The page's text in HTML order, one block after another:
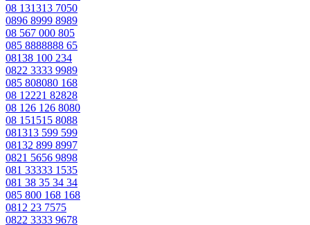
08 131313 7050
0896 8999 8989
08 567 000 805
085 8888888 65
08138 100 234
0822 3333 9989
085 808080 168
08 12221 82828
08 126 126 8080
08 151515 8088
081313 599 599
08132 899 8997
0821 5656 9898
081 33333 1535
081 38 35 34 34
085 800 168 168
0812 23 7575
0822 3333 9678